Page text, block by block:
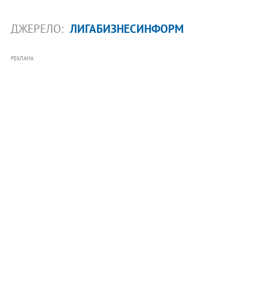
ДЖЕРЕЛО: ЛИГАБИЗНЕСИНФОРМ
РЕКЛАМА